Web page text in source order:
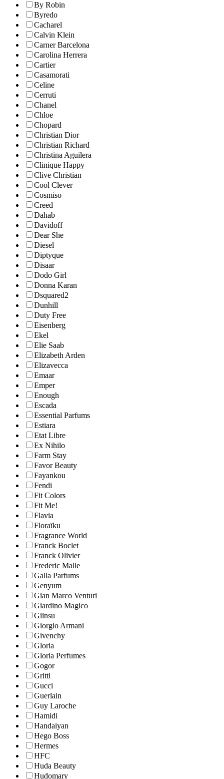
By Robin
Byredo
Cacharel
Calvin Klein
Carner Barcelona
Carolina Herrera
Cartier
Casamorati
Celine
Cerruti
Chanel
Chloe
Chopard
Christian Dior
Christian Richard
Christina Aguilera
Clinique Happy
Clive Christian
Cool Clever
Cosmiso
Creed
Dahab
Davidoff
Dear She
Diesel
Diptyque
Disaar
Dodo Girl
Donna Karan
Dsquared2
Dunhill
Duty Free
Eisenberg
Ekel
Elie Saab
Elizabeth Arden
Elizavecca
Emaar
Emper
Enough
Escada
Essential Parfums
Estiara
Etat Libre
Ex Nihilo
Farm Stay
Favor Beauty
Fayankou
Fendi
Fit Colors
Fit Me!
Flavia
Floraïku
Fragrance World
Franck Boclet
Franck Olivier
Frederic Malle
Galla Parfums
Genyum
Gian Marco Venturi
Giardino Magico
Giinsu
Giorgio Armani
Givenchy
Gloria
Gloria Perfumes
Gogor
Gritti
Gucci
Guerlain
Guy Laroche
Hamidi
Handaiyan
Hego Boss
Hermes
HFC
Huda Beauty
Hudomary